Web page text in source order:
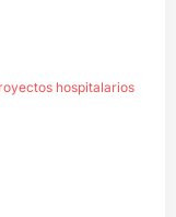
hospitalarios